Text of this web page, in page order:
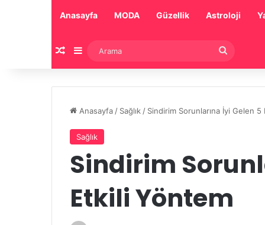
Anasayfa MODA Güzellik Astroloji
Rastgele Makale
Kenar Bölmesi
Anasayfa / Sağlık / Sindirim Sorunlarına İyi Gelen
Sağlık
Sindirim
Etkili Yöntem